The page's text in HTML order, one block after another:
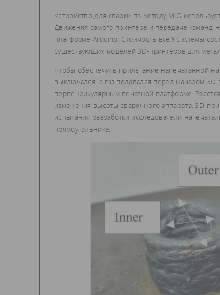
Устройство для сварки по методу MIG
Движения самого принтера и передача команд
платформе Arduino. Стоимость всей системы
существующих моделей 3D-принтеров для
Чтобы обеспечить прилегание напечатанной
выключался, а газ подавался перед началом
перпендикулярным печатной платформе.
изменения высоты сварочного аппарата. 3D-
испытания разработки исследователи
прямоугольника.